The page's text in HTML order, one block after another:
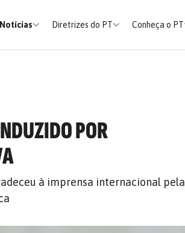
Notícias Diretrizes do PT Conheça o PT
POR
à imprensa internacional pela